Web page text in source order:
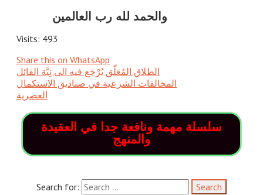
والحمد لله رب العالمين
Visits: 493
Share this on WhatsApp
الطلاق المُعَلّق يُرْجَع فيه الى نِيَّة القائل
المخالفات الشرعية في صناديق الاستكمال
العصرية
سلسلة مهمة ونافعة جدا في العقيدة
والمنهج
Search for: